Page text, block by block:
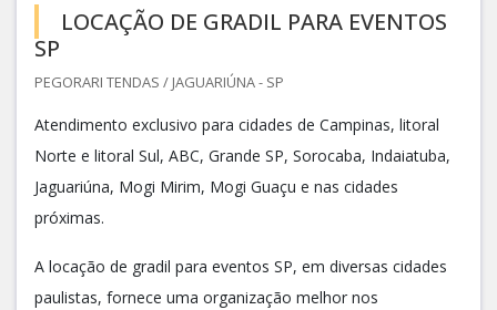
LOCAÇÃO DE GRADIL PARA EVENTOS
SP
PEGORARI TENDAS / JAGUARIÚNA - SP
Atendimento exclusivo para cidades de Campinas, litoral
Norte e litoral Sul, ABC, Grande SP, Sorocaba, Indaiatuba,
Jaguariúna, Mogi Mirim, Mogi Guaçu e nas cidades
próximas.
A locação de gradil para eventos SP, em diversas cidades
paulistas, fornece uma organização melhor nos